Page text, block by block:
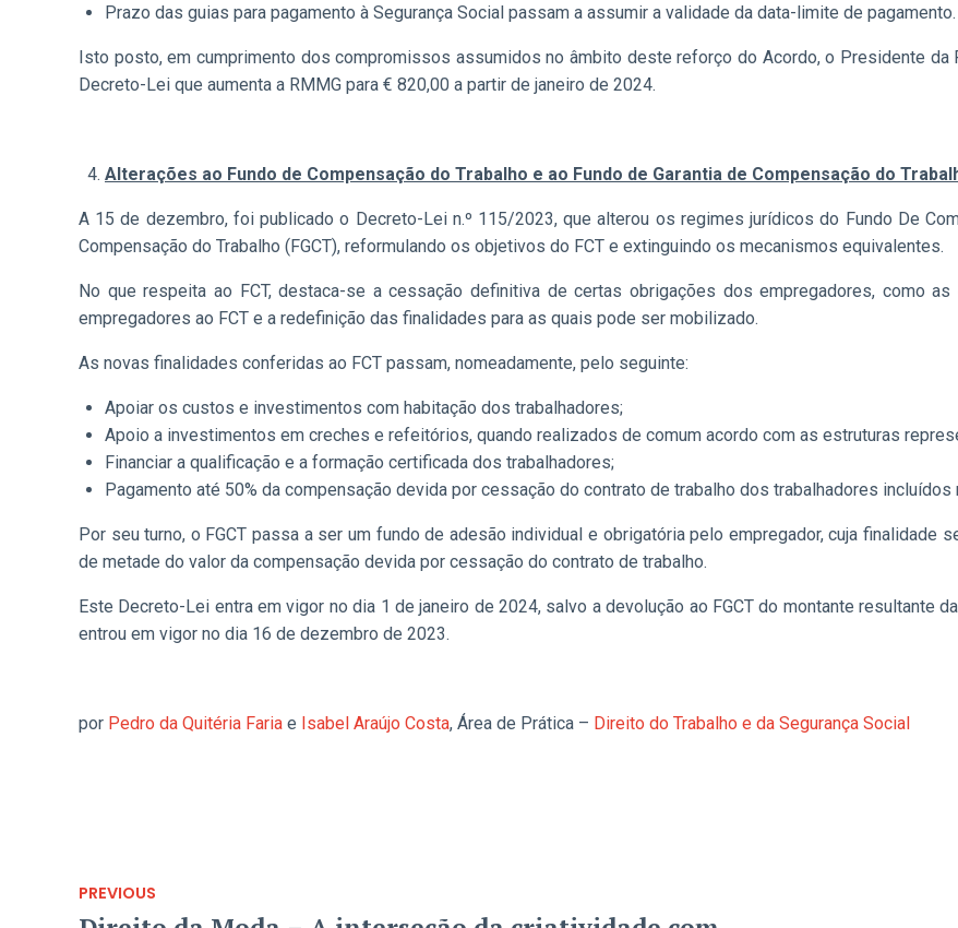
Prazo das guias para pagamento à Segurança Social passam a assumir a validade da data-limite de pagamento.
Isto posto, em cumprimento dos compromissos assumidos no âmbito deste reforço do Acordo, o Presidente da
Decreto-Lei que aumenta a RMMG para € 820,00 a partir de janeiro de 2024.
Alterações ao Fundo de Compensação do Trabalho e ao Fundo de Garantia de Compensação do
A 15 de dezembro, foi publicado o Decreto-Lei n.º 115/2023, que alterou os regimes jurídicos do Fundo De
Compensação do Trabalho (FGCT), reformulando os objetivos do FCT e extinguindo os mecanismos equivalentes.
No que respeita ao FCT, destaca-se a cessação definitiva de certas obrigações dos empregadores, como
empregadores ao FCT e a redefinição das finalidades para as quais pode ser mobilizado.
As novas finalidades conferidas ao FCT passam, nomeadamente, pelo seguinte:
Apoiar os custos e investimentos com habitação dos trabalhadores;
Apoio a investimentos em creches e refeitórios, quando realizados de comum acordo com as estruturas
Financiar a qualificação e a formação certificada dos trabalhadores;
Pagamento até 50% da compensação devida por cessação do contrato de trabalho dos trabalhadores incluídos
Por seu turno, o FGCT passa a ser um fundo de adesão individual e obrigatória pelo empregador, cuja finalidade
de metade do valor da compensação devida por cessação do contrato de trabalho.
Este Decreto-Lei entra em vigor no dia 1 de janeiro de 2024, salvo a devolução ao FGCT do montante resultante
entrou em vigor no dia 16 de dezembro de 2023.
por Pedro da Quitéria Faria e Isabel Araújo Costa, Área de Prática – Direito do Trabalho e da Segurança Social
PREVIOUS